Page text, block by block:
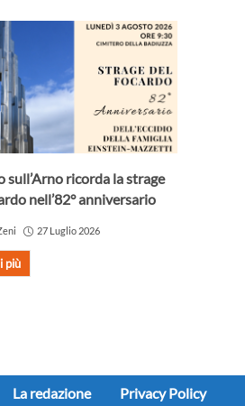
sull’Arno ricorda la strage
nell’82° anniversario
27 Luglio 2026
più
La redazione Privacy Policy